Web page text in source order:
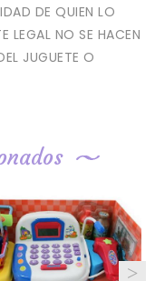
DE QUIEN LO
LEGAL NO SE HACEN
JUGUETE O